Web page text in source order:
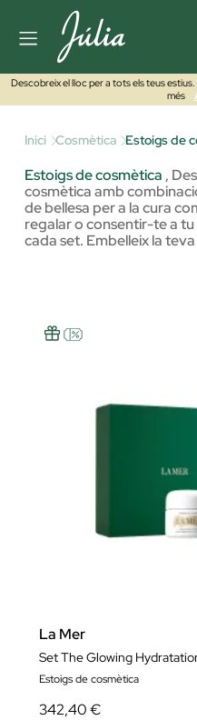
Descobreix el lloc per a tots els teus
més
Inici Cosmètica Estoigs de
Estoigs de cosmètica ,
cosmètica amb
de bellesa per a la cura
regalar o consentir-te a
cada set. Embelleix la
La Mer
Set The Glowing
Estoigs de cosmètica
342,40 €